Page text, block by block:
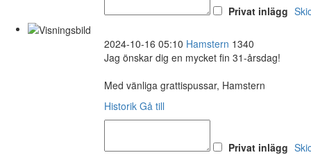
Privat inlägg
2024-10-16 05:10 Hamstern 1340
Jag önskar dig en mycket fin 31-årsdag!
Med vänliga grattispussar, Hamstern
Historik Gå till
Privat inlägg